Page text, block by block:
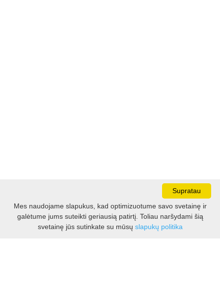
Darbo laikas:
I - V 8.30 - 17.00 val.
Supratau
Mes naudojame slapukus, kad optimizuotume savo svetainę ir
galėtume jums suteikti geriausią patirtį. Toliau naršydami šią
svetainę jūs sutinkate su mūsų slapukų politika